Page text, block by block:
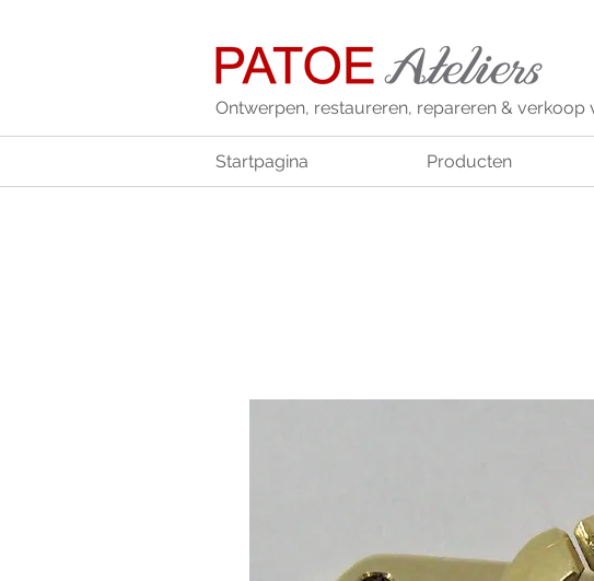
Ontwerpen, restaureren, repareren & verkoop
Startpagina Producten